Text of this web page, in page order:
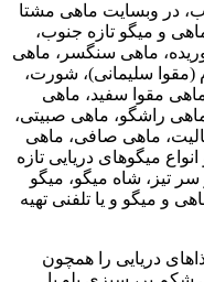
در وبسایت ماهی مشتا
و میگو تازه جنوب،
ماهی سنگسر، ماهی
(مقوا سلیمانی)، شورت،
مقوا سفید، ماهی
راشگو، ماهی صبیتی،
ماهی صافی، ماهی
میگوهای دریایی تازه
تیز، شاه میگو، میگو
و میگو و یا تلفنی تهیه
دریایی را همچون